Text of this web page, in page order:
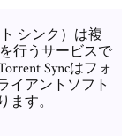
シンク）は複
行うサービスで
Syncはフォ
イアントソフト
す。